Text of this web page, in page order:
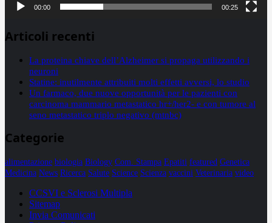
00:00 00:25
Articoli recenti
La proteina chiave dell’Alzheimer si propaga utilizzando i
neuroni
Statine: inutilmente attribuiti molti effetti avversi, lo studio
Un farmaco, due nuove opportunità per le pazienti con
carcinoma mammario metastatico hr+/her2- e con tumore al
seno metastatico triplo negativo (mtnbc)
Categorie
alimentazione biologia Biology Com. Stampa Epatiti featured Genetica
Medicina News Ricerca Salute Science Scienza vaccini Veterinaria video
CCSVI e Sclerosi Multipla
Sitemap
Invia Comunicati